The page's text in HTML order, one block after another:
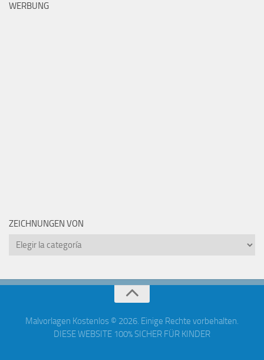
WERBUNG
ZEICHNUNGEN VON
Zeichnungen
Malvorlagen Kostenlos © 2026. Einige Rechte vorbehalten.
DIESE WEBSITE 100% SICHER FÜR KINDER